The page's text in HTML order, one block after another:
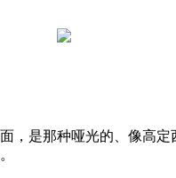
是那种哑光的、像高